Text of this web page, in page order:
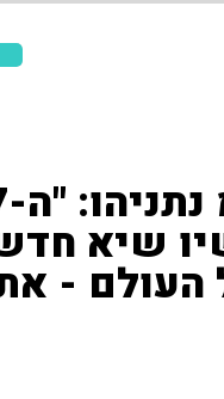
שיא
העולם -